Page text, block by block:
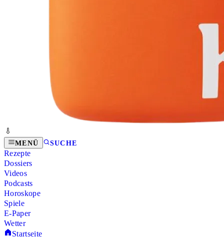
MENÜ SUCHE
Rezepte
Dossiers
Videos
Podcasts
Horoskope
Spiele
E-Paper
Wetter
Startseite